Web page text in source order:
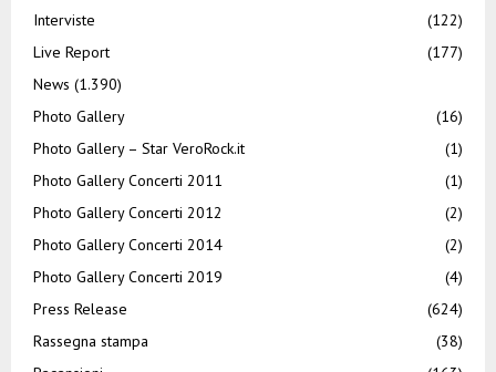
Interviste
(122)
Live Report
(177)
News (1.390)
Photo Gallery
(16)
Photo Gallery – Star VeroRock.it
(1)
Photo Gallery Concerti 2011
(1)
Photo Gallery Concerti 2012
(2)
Photo Gallery Concerti 2014
(2)
Photo Gallery Concerti 2019
(4)
Press Release
(624)
Rassegna stampa
(38)